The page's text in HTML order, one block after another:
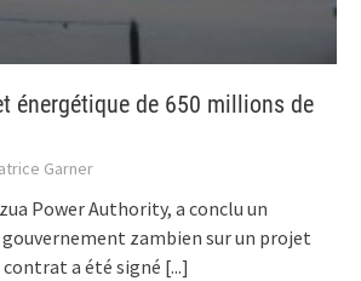
énergétique de 650 millions de
Garner
Power Authority, a conclu un
zambien sur un projet
a été signé [...]